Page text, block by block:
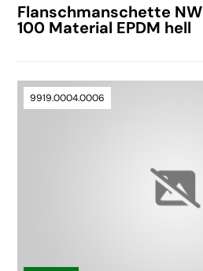
Flanschmanschette NW
100 Material EPDM hell
9919.0004.0006